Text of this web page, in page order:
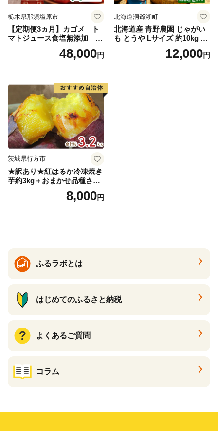
栃木県那須塩原市
【定期便3ヵ月】カゴメ ト
マトジュース食塩無添加 72
0ml PET×15本 1ケース 毎月
届く 3ヵ月 3回コース ns001-
48,000円
北海道洞爺湖町
北海道産 青野農園 じゃがい
も とうや Lサイズ 約10kg 20
26年10月初旬～12月下旬頃お
届け 先行予約 北海道 ジャガ
12,000円
茨城県行方市
★訳あり★紅はるか冷凍焼き
芋約3kg＋おまかせ品種さつ
まいも 合計約3.2kg｜さつ
まいも サツマイモ さつま芋
8,000円
ふるラボとは
はじめてのふるさと納税
よくあるご質問
コラム